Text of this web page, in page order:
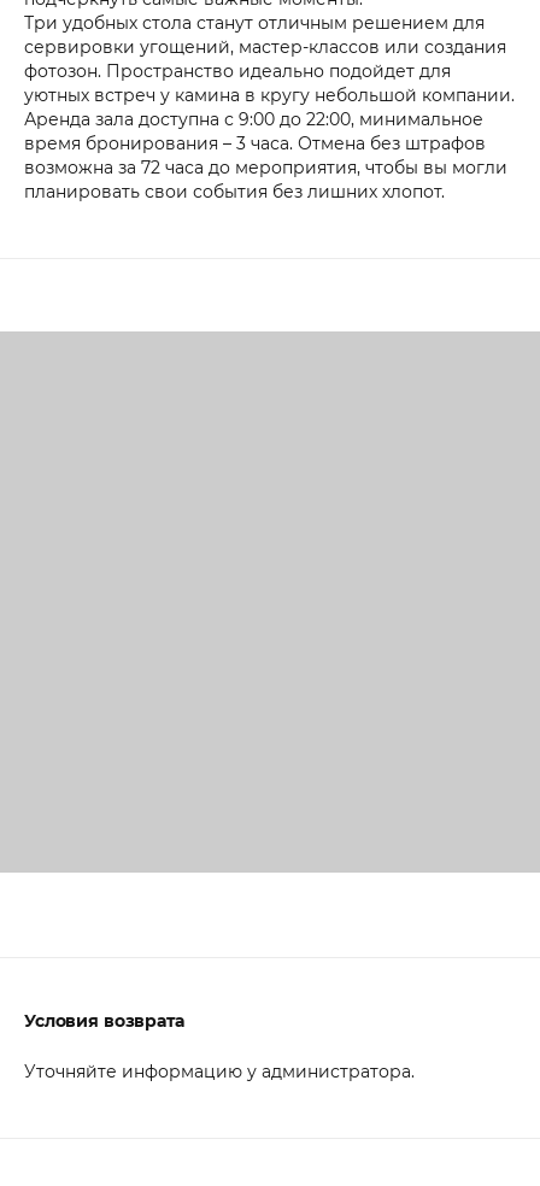
Три удобных стола станут отличным решением для
сервировки угощений, мастер-классов или создания
фотозон. Пространство идеально подойдет для
уютных встреч у камина в кругу небольшой компании.
Аренда зала доступна с 9:00 до 22:00, минимальное
время бронирования – 3 часа. Отмена без штрафов
возможна за 72 часа до мероприятия, чтобы вы могли
планировать свои события без лишних хлопот.
Условия возврата
Уточняйте информацию у администратора.